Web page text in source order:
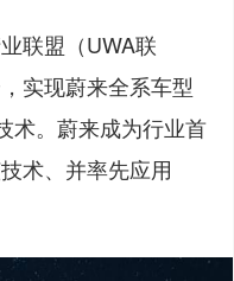
联盟（UWA联
实现蔚来全系车型
术。蔚来成为行业首
术、并率先应用